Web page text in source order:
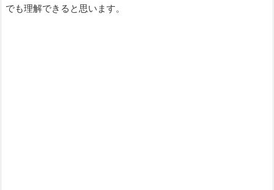
でも理解できると思います。